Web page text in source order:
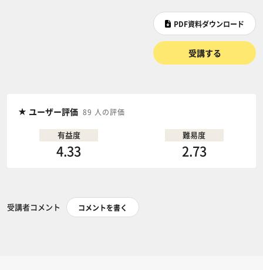
PDF資料ダウンロード
受講する
ユーザー評価 89 人の評価
有益度
4.33
難易度
2.73
受講者コメント コメントを書く